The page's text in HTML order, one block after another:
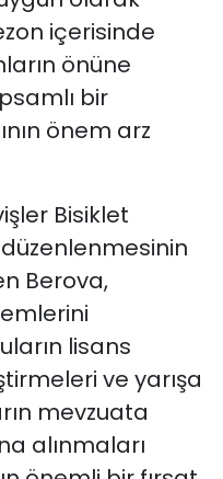
içerisinde
önüne
bir
önem arz
Bisiklet
düzenlenmesinin
Berova,
lisans
ve yarışa
mevzuata
alınmaları